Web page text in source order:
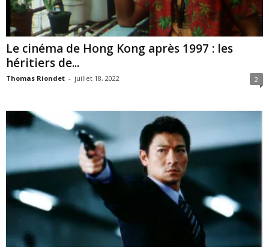
Le cinéma de Hong Kong après 1997 : les
héritiers de...
Thomas Riondet - juillet 18, 2022 2